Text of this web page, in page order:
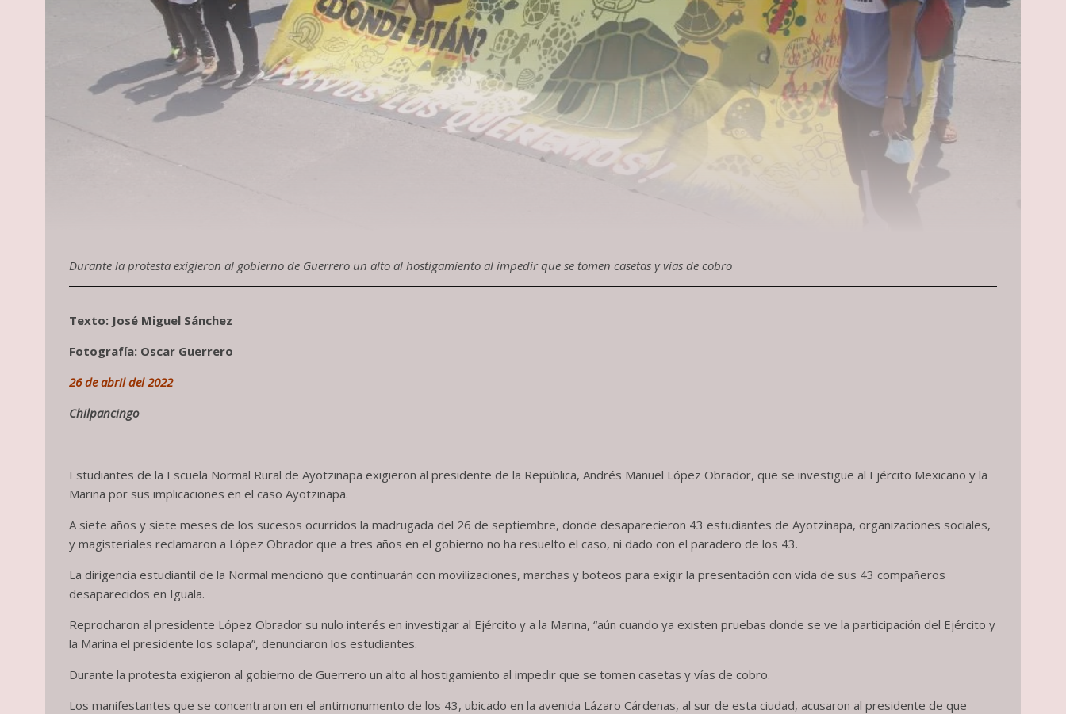
Durante la protesta exigieron al gobierno de Guerrero un alto al hostigamiento al impedir que se tomen casetas y vías de cobro
Texto: José Miguel Sánchez
Fotografía: Oscar Guerrero
26 de abril del 2022
Chilpancingo
Estudiantes de la Escuela Normal Rural de Ayotzinapa exigieron al presidente de la República, Andrés Manuel López Obrador, que se investigue al Ejército Mexicano y la
Marina por sus implicaciones en el caso Ayotzinapa.
A siete años y siete meses de los sucesos ocurridos la madrugada del 26 de septiembre, donde desaparecieron 43 estudiantes de Ayotzinapa, organizaciones sociales,
y magisteriales reclamaron a López Obrador que a tres años en el gobierno no ha resuelto el caso, ni dado con el paradero de los 43.
La dirigencia estudiantil de la Normal mencionó que continuarán con movilizaciones, marchas y boteos para exigir la presentación con vida de sus 43 compañeros
desaparecidos en Iguala.
Reprocharon al presidente López Obrador su nulo interés en investigar al Ejército y a la Marina, “aún cuando ya existen pruebas donde se ve la participación del Ejército y
la Marina el presidente los solapa”, denunciaron los estudiantes.
Durante la protesta exigieron al gobierno de Guerrero un alto al hostigamiento al impedir que se tomen casetas y vías de cobro.
Los manifestantes que se concentraron en el antimonumento de los 43, ubicado en la avenida Lázaro Cárdenas, al sur de esta ciudad, acusaron al presidente de que